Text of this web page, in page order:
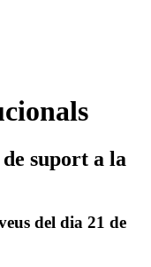
suport a la
del dia 21 de